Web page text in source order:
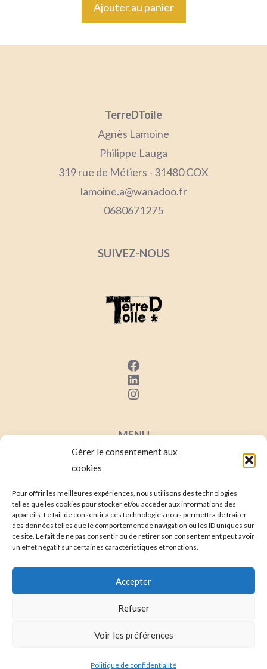
Gérer le consentement aux
cookies
Pour offrir les meilleures expériences, nous utilisons des technologies
telles que les cookies pour stocker et/ou accéder aux informations des
appareils. Le fait de consentir à ces technologies nous permettra de traiter
des données telles que le comportement de navigation ou les ID uniques sur
ce site. Le fait de ne pas consentir ou de retirer son consentement peut avoir
un effet négatif sur certaines caractéristiques et fonctions.
Accepter
Refuser
Voir les préférences
Politique de confidentialité
Ajouter au panier
TerreDToile
Agnès Lamoine
Philippe Lauga
319 rue de Métiers - 31480 COX
lamoine.a@wanadoo.fr
0680671275
SUIVEZ-NOUS
Facebook
LinkedIn
Instagram
MENU
Mentions Légales
Conditions Générales de Ventes
Contact
Mon compte